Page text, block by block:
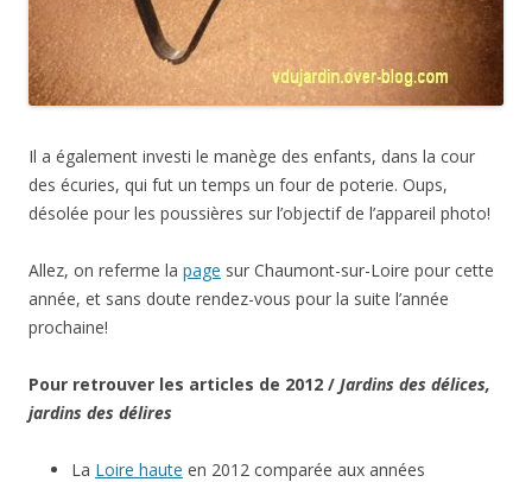
Il a également investi le manège des enfants, dans la cour
des écuries, qui fut un temps un four de poterie. Oups,
désolée pour les poussières sur l’objectif de l’appareil photo!
Allez, on referme la page sur Chaumont-sur-Loire pour cette
année, et sans doute rendez-vous pour la suite l’année
prochaine!
Pour retrouver les articles de 2012 / Jardins des délices,
jardins des délires
La Loire haute en 2012 comparée aux années